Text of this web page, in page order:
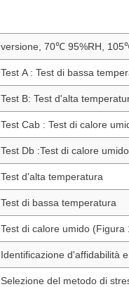
versione, 70℃ 95%RH,
Test A : Test di bassa
Test B: Test d'alta
Test Cab : Test di calore
Test Db :Test di calore
Test d'alta temperatura
Test di bassa temperatura
Test di calore umido (Figura
Identificazione d'affidabilità
Selezione del metodo di